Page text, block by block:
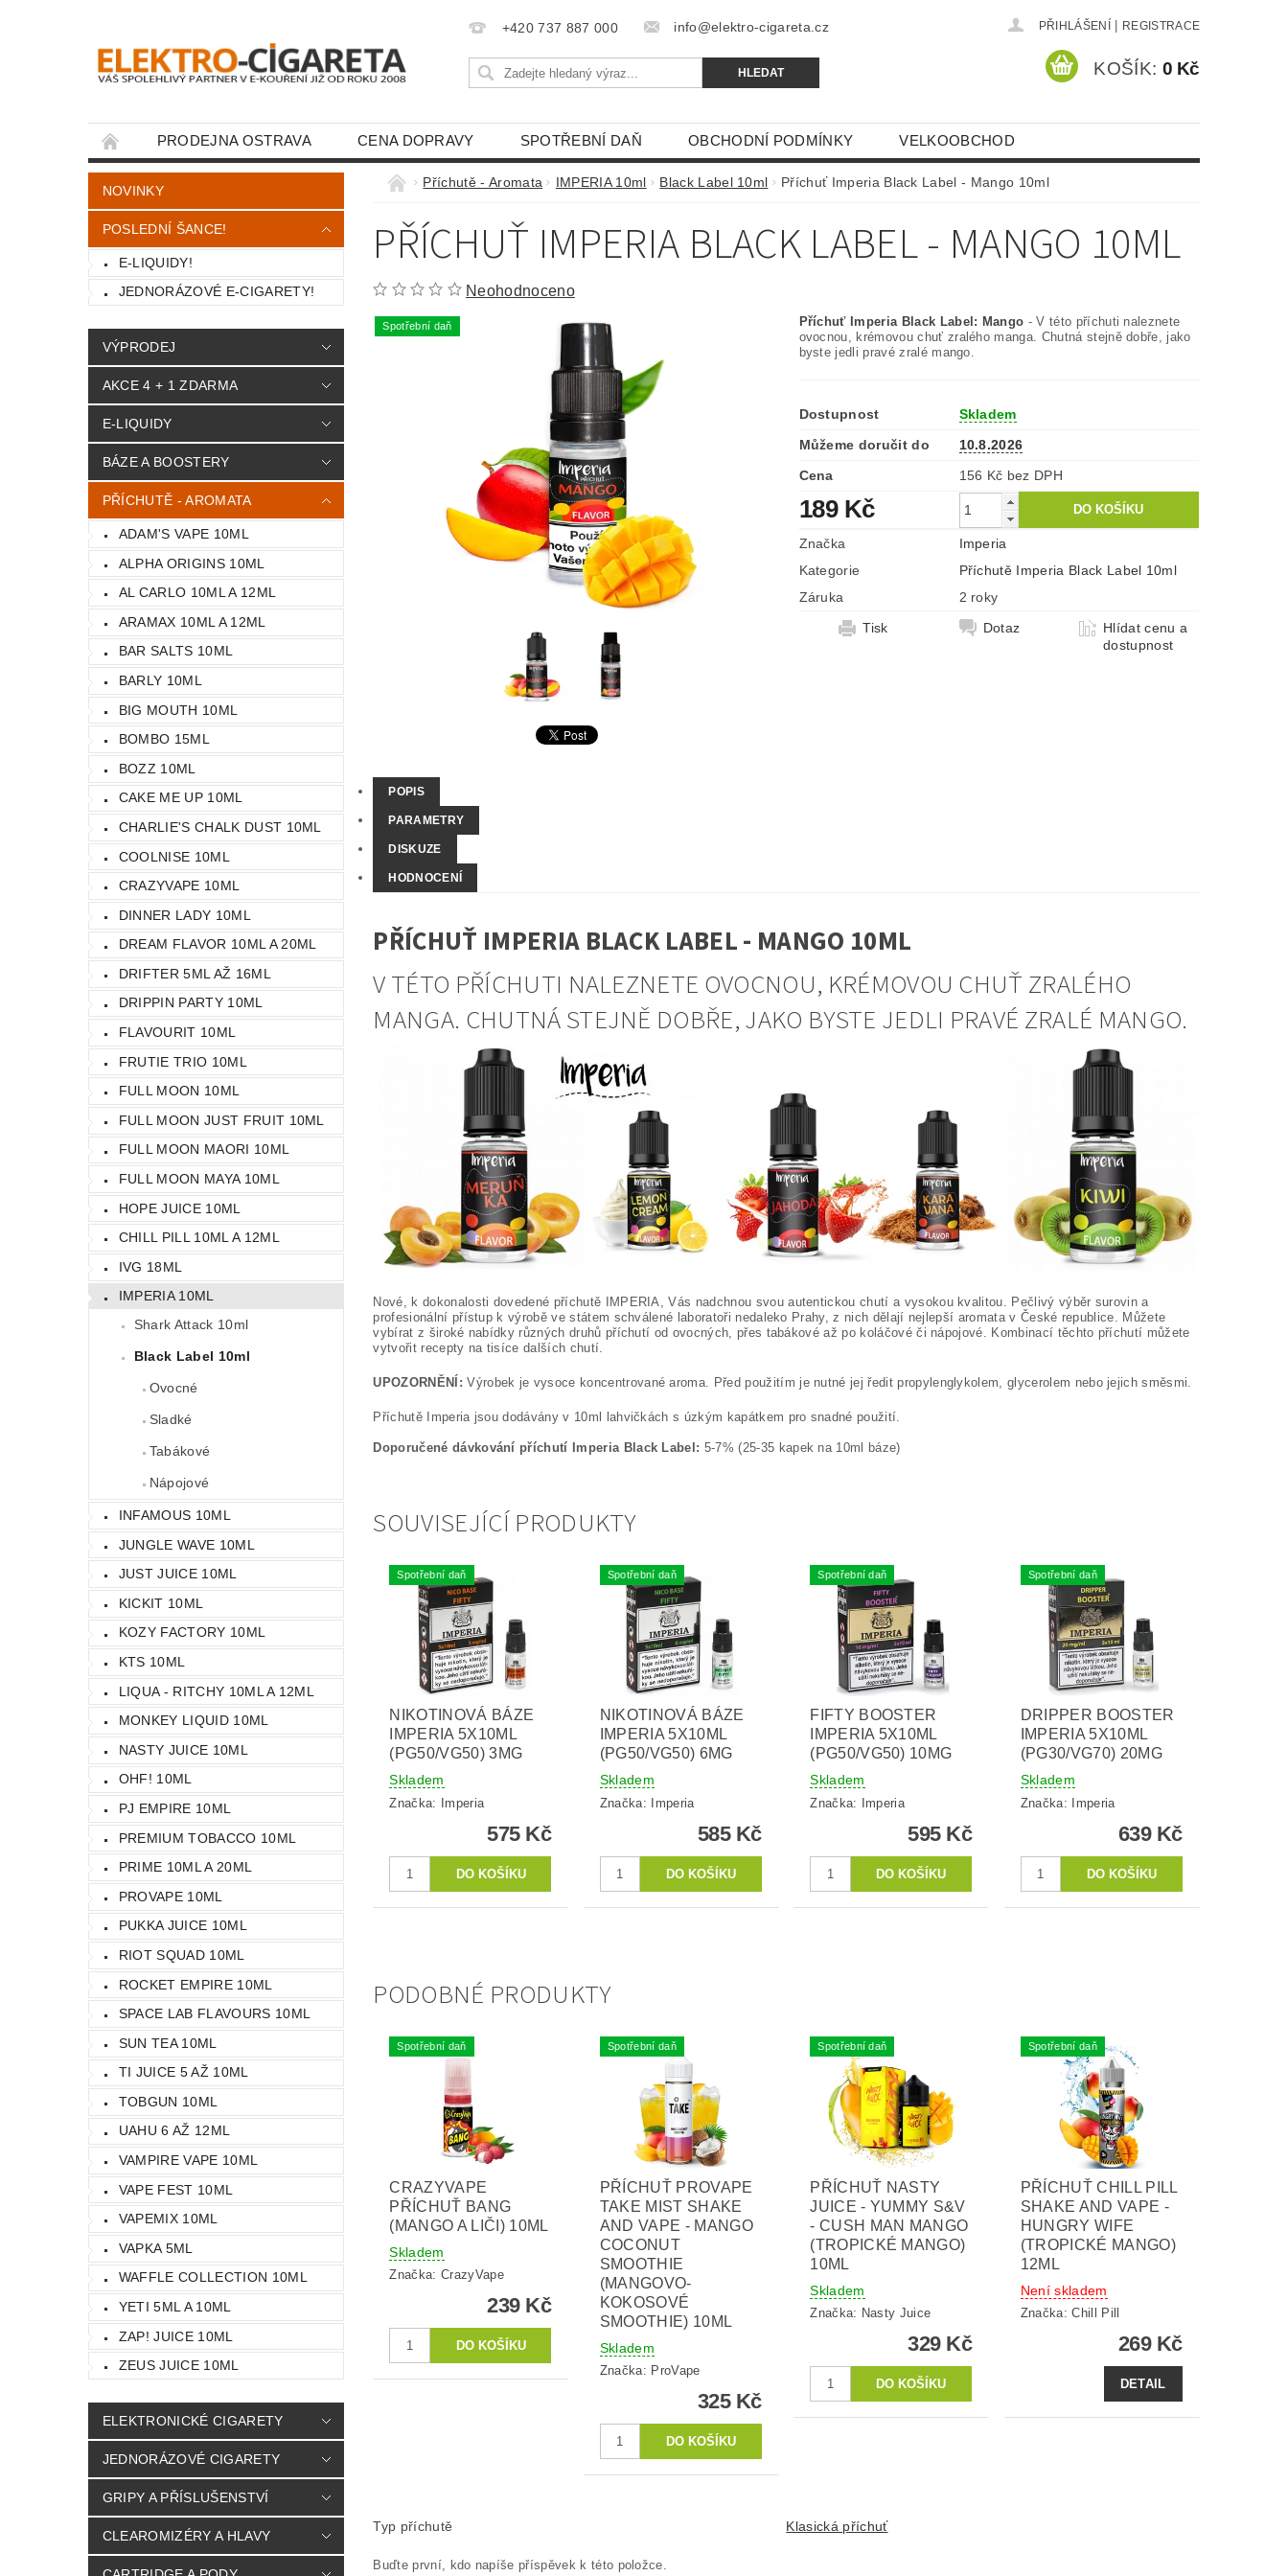
+420 737 887 000 info@elektro-cigareta.cz PŘIHLÁŠENÍ REGISTRACE
KOŠÍK: 0 Kč
PRODEJNA OSTRAVA CENA DOPRAVY SPOTŘEBNÍ DAŇ OBCHODNÍ PODMÍNKY VELKOOBCHOD
KONTAKTY
NOVINKY
POSLEDNÍ ŠANCE!
E-LIQUIDY!
JEDNORÁZOVÉ E-CIGARETY!
VÝPRODEJ
AKCE 4 + 1 ZDARMA
E-LIQUIDY
BÁZE A BOOSTERY
PŘÍCHUTĚ - AROMATA
ADAM'S VAPE 10ML
ALPHA ORIGINS 10ML
AL CARLO 10ML A 12ML
ARAMAX 10ML A 12ML
BAR SALTS 10ML
BARLY 10ML
BIG MOUTH 10ML
BOMBO 15ML
BOZZ 10ML
CAKE ME UP 10ML
CHARLIE'S CHALK DUST 10ML
COOLNISE 10ML
CRAZYVAPE 10ML
DINNER LADY 10ML
DREAM FLAVOR 10ML A 20ML
DRIFTER 5ML AŽ 16ML
DRIPPIN PARTY 10ML
FLAVOURIT 10ML
FRUTIE TRIO 10ML
FULL MOON 10ML
FULL MOON JUST FRUIT 10ML
FULL MOON MAORI 10ML
FULL MOON MAYA 10ML
HOPE JUICE 10ML
CHILL PILL 10ML A 12ML
IVG 18ML
IMPERIA 10ML
Shark Attack 10ml
Black Label 10ml
Ovocné
Sladké
Tabákové
Nápojové
INFAMOUS 10ML
JUNGLE WAVE 10ML
JUST JUICE 10ML
KICKIT 10ML
KOZY FACTORY 10ML
KTS 10ML
LIQUA - RITCHY 10ML A 12ML
MONKEY LIQUID 10ML
NASTY JUICE 10ML
OHF! 10ML
PJ EMPIRE 10ML
PREMIUM TOBACCO 10ML
PRIME 10ML A 20ML
PROVAPE 10ML
PUKKA JUICE 10ML
RIOT SQUAD 10ML
ROCKET EMPIRE 10ML
SPACE LAB FLAVOURS 10ML
SUN TEA 10ML
TI JUICE 5 AŽ 10ML
TOBGUN 10ML
UAHU 6 AŽ 12ML
VAMPIRE VAPE 10ML
VAPE FEST 10ML
VAPEMIX 10ML
VAPKA 5ML
WAFFLE COLLECTION 10ML
YETI 5ML A 10ML
ZAP! JUICE 10ML
ZEUS JUICE 10ML
ELEKTRONICKÉ CIGARETY
JEDNORÁZOVÉ CIGARETY
GRIPY A PŘÍSLUŠENSTVÍ
CLEAROMIZÉRY A HLAVY
Příchutě - Aromata IMPERIA 10ml Black Label 10ml Příchuť Imperia Black Label - Mango 10ml
PŘÍCHUŤ IMPERIA BLACK LABEL - MANGO 10ML
Neohodnoceno
Spotřební daň Příchuť Imperia Black Label: Mango - V této příchuti naleznete
ovocnou, krémovou chuť zralého manga. Chutná stejně dobře, jako
byste jedli pravé zralé mango.
Dostupnost
Skladem
Můžeme doručit do
10.8.2026
Cena
156 Kč bez DPH
189 Kč
Značka
Imperia
Kategorie
Příchutě Imperia Black Label 10ml
Záruka
2 roky
Tisk
Dotaz
Hlídat cenu a
dostupnost
POPIS
PARAMETRY
DISKUZE
HODNOCENÍ
PŘÍCHUŤ IMPERIA BLACK LABEL - MANGO 10ML
V TÉTO PŘÍCHUTI NALEZNETE OVOCNOU, KRÉMOVOU CHUŤ ZRALÉHO
MANGA. CHUTNÁ STEJNĚ DOBŘE, JAKO BYSTE JEDLI PRAVÉ ZRALÉ MANGO.
Nové, k dokonalosti dovedené příchutě IMPERIA, Vás nadchnou svou autentickou chutí a vysokou kvalitou. Pečlivý výběr surovin a
profesionální přístup k výrobě ve státem schválené laboratoři nedaleko Prahy, z nich dělají nejlepší aromata v České republice. Můžete
vybírat z široké nabídky různých druhů příchutí od ovocných, přes tabákové až po koláčové či nápojové. Kombinací těchto příchutí můžete
vytvořit recepty na tisíce dalších chutí.
UPOZORNĚNÍ: Výrobek je vysoce koncentrované aroma. Před použitím je nutné jej ředit propylenglykolem, glycerolem nebo jejich směsmi.
Příchutě Imperia jsou dodávány v 10ml lahvičkách s úzkým kapátkem pro snadné použití.
Doporučené dávkování příchutí Imperia Black Label: 5-7% (25-35 kapek na 10ml báze)
SOUVISEJÍCÍ PRODUKTY
Spotřební daň
NIKOTINOVÁ BÁZE
IMPERIA 5X10ML
(PG50/VG50) 3MG
Skladem
Značka: Imperia
575 Kč
Spotřební daň
NIKOTINOVÁ BÁZE
IMPERIA 5X10ML
(PG50/VG50) 6MG
Skladem
Značka: Imperia
585 Kč
Spotřební daň
FIFTY BOOSTER
IMPERIA 5X10ML
(PG50/VG50) 10MG
Skladem
Značka: Imperia
595 Kč
Spotřební daň
DRIPPER BOOSTER
IMPERIA 5X10ML
(PG30/VG70) 20MG
Skladem
Značka: Imperia
639 Kč
PODOBNÉ PRODUKTY
Spotřební daň
CRAZYVAPE
PŘÍCHUŤ BANG
(MANGO A LIČI) 10ML
Skladem
Značka: CrazyVape
239 Kč
Spotřební daň
PŘÍCHUŤ PROVAPE
TAKE MIST SHAKE
AND VAPE - MANGO
COCONUT
SMOOTHIE
(MANGOVO-
KOKOSOVÉ
SMOOTHIE) 10ML
Skladem
Značka: ProVape
325 Kč
Spotřební daň
PŘÍCHUŤ NASTY
JUICE - YUMMY S&V
- CUSH MAN MANGO
(TROPICKÉ MANGO)
10ML
Skladem
Značka: Nasty Juice
329 Kč
Spotřební daň
PŘÍCHUŤ CHILL PILL
SHAKE AND VAPE -
HUNGRY WIFE
(TROPICKÉ MANGO)
12ML
Není skladem
Značka:Chill Pill
269 Kč
DETAIL
Typ příchutě Klasická příchuť
Buďte první, kdo napíše příspěvek k této položce.